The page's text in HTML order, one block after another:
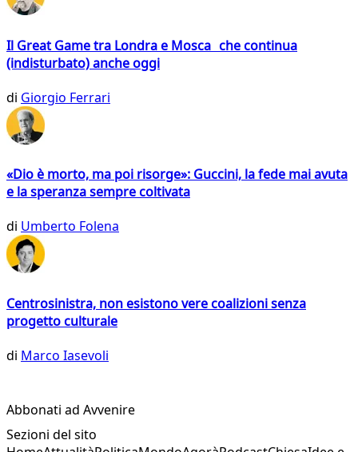
Il Great Game tra Londra e Mosca che continua
(indisturbato) anche oggi
di Giorgio Ferrari
«Dio è morto, ma poi risorge»: Guccini, la fede mai avuta
e la speranza sempre coltivata
di Umberto Folena
Centrosinistra, non esistono vere coalizioni senza
progetto culturale
di Marco Iasevoli
Abbonati ad Avvenire
Sezioni del sito